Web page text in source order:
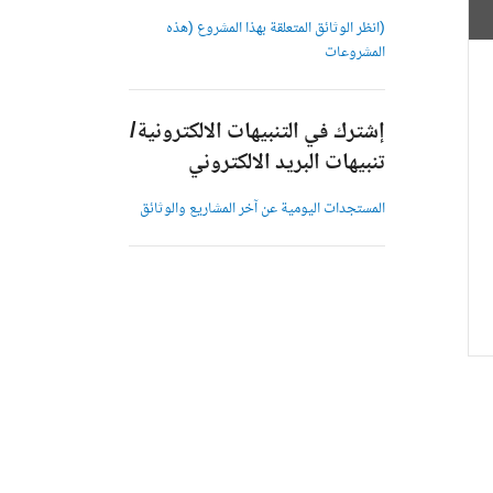
(انظر الوثائق المتعلقة بهذا المشروع (هذه
المشروعات
إشترك في التنبيهات الالكترونية/
تنبيهات البريد الالكتروني
المستجدات اليومية عن آخر المشاريع والوثائق